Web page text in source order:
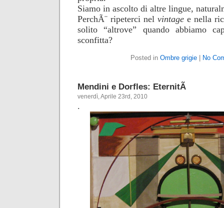
Siamo in ascolto di altre lingue,
PerchÃ¨ ripeterci nel vintage e nella
solito
“altrove” quando abbiamo
sconfitta?
Posted in Ombre grigie No
Mendini e Dorfles: EternitÃ
venerdì, Aprile 23rd, 2010
.